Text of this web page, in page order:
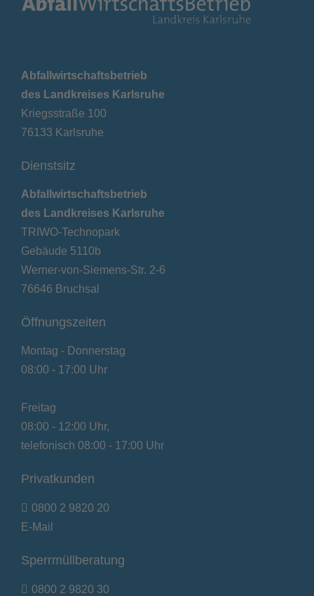
Abfallwirtschaftsbetrieb
des Landkreises Karlsruhe
Kriegsstraße 100
76133 Karlsruhe
Dienstsitz
Abfallwirtschaftsbetrieb
des Landkreises Karlsruhe
TRIWO-Technopark
Gebäude 5110b
Werner-von-Siemens-Str. 2-6
76646 Bruchsal
Öffnungszeiten
Montag - Donnerstag
08:00 - 17:00 Uhr
Freitag
08:00 - 12:00 Uhr,
telefonisch 08:00 - 17:00 Uhr
Privatkunden
0800 2 9820 20
E-Mail
Sperrmüllberatung
0800 2 9820 30